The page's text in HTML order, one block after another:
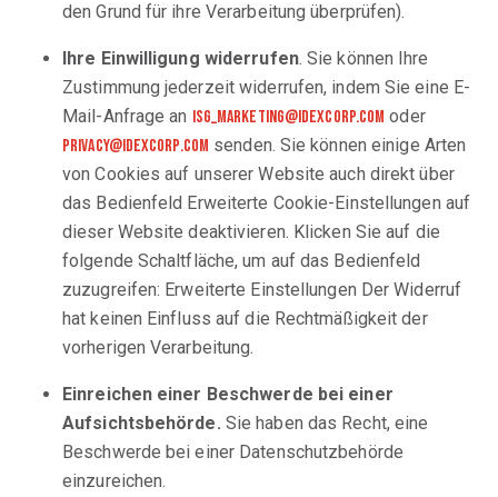
den Grund für ihre Verarbeitung überprüfen).
Ihre Einwilligung widerrufen. Sie können Ihre
Zustimmung jederzeit widerrufen, indem Sie eine E-
Mail-Anfrage an isg_marketing@idexcorp.com oder
privacy@idexcorp.com senden. Sie können einige Arten
von Cookies auf unserer Website auch direkt über
das Bedienfeld Erweiterte Cookie-Einstellungen auf
dieser Website deaktivieren. Klicken Sie auf die
folgende Schaltfläche, um auf das Bedienfeld
zuzugreifen: Erweiterte Einstellungen Der Widerruf
hat keinen Einfluss auf die Rechtmäßigkeit der
vorherigen Verarbeitung.
Einreichen einer Beschwerde bei einer
Aufsichtsbehörde. Sie haben das Recht, eine
Beschwerde bei einer Datenschutzbehörde
einzureichen.